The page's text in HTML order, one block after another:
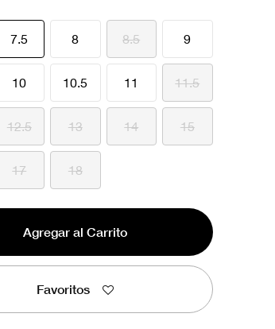
7.5seleccionado
8 8.5 9
10 10.5 11 11.5
12.5 13 14 15
17 18
Agregar al Carrito
Favoritos